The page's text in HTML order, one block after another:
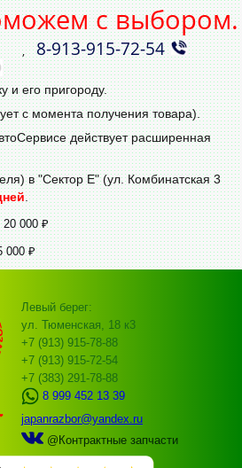
с выбором.
,8‑913‑915‑72‑54
и его пригороду.
с момента получения товара).
действует расширенная
в "Сектор Е" (ул. Комбинатская 3
.
000 ₽
000 ₽
Левый берег:
ул. Тюменская, 18 к3
+7 (913) 915-78-88
+7 (913) 915-72-54
+7 (383) 291-78-88
8 999 452 13 39
japanrazbor@yandex.ru
@Контрактные запчасти